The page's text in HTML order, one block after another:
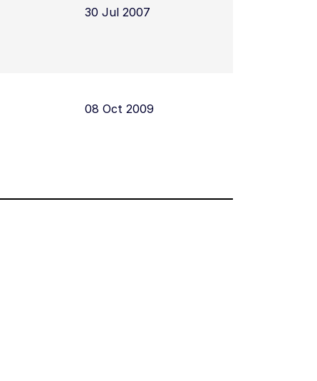
30 Jul 2007
08 Oct 2009